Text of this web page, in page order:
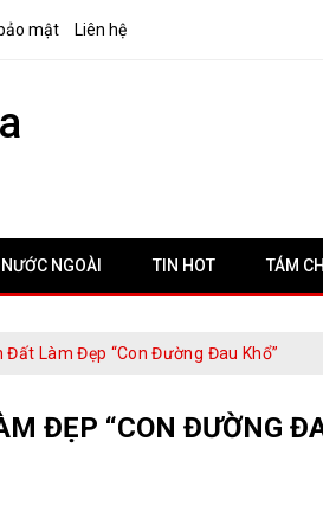
mật Liên hệ
NGOÀI TIN HOT TÁM
Đất Làm Đẹp “con Đường Đau Khổ”
ĐẸP “CON ĐƯỜNG